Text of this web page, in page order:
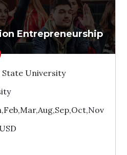
Tham vấn Interlink
Entrepreneurship
State University